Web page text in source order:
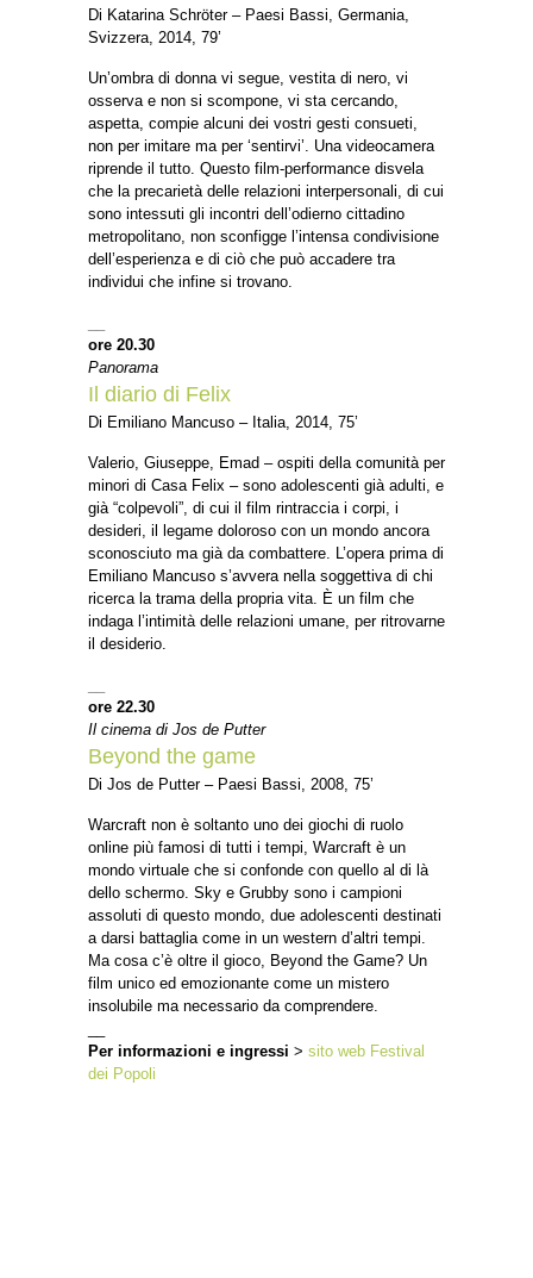
Di Katarina Schröter – Paesi Bassi, Germania,
Svizzera, 2014, 79’
Un’ombra di donna vi segue, vestita di nero, vi
osserva e non si scompone, vi sta cercando,
aspetta, compie alcuni dei vostri gesti consueti,
non per imitare ma per ‘sentirvi’. Una videocamera
riprende il tutto. Questo film-performance disvela
che la precarietà delle relazioni interpersonali, di cui
sono intessuti gli incontri dell’odierno cittadino
metropolitano, non sconfigge l’intensa condivisione
dell’esperienza e di ciò che può accadere tra
individui che infine si trovano.
ore 20.30
Panorama
Il diario di Felix
Di Emiliano Mancuso – Italia, 2014, 75’
Valerio, Giuseppe, Emad – ospiti della comunità per
minori di Casa Felix – sono adolescenti già adulti, e
già “colpevoli”, di cui il film rintraccia i corpi, i
desideri, il legame doloroso con un mondo ancora
sconosciuto ma già da combattere. L’opera prima di
Emiliano Mancuso s’avvera nella soggettiva di chi
ricerca la trama della propria vita. È un film che
indaga l’intimità delle relazioni umane, per ritrovarne
il desiderio.
ore 22.30
Il cinema di Jos de Putter
Beyond the game
Di Jos de Putter – Paesi Bassi, 2008, 75’
Warcraft non è soltanto uno dei giochi di ruolo
online più famosi di tutti i tempi, Warcraft è un
mondo virtuale che si confonde con quello al di là
dello schermo. Sky e Grubby sono i campioni
assoluti di questo mondo, due adolescenti destinati
a darsi battaglia come in un western d’altri tempi.
Ma cosa c’è oltre il gioco, Beyond the Game? Un
film unico ed emozionante come un mistero
insolubile ma necessario da comprendere.
Per informazioni e ingressi > sito web Festival
dei Popoli